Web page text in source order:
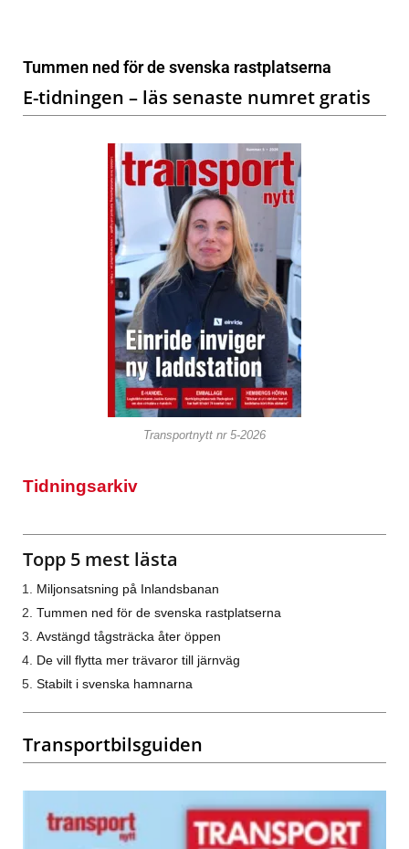
Tummen ned för de svenska rastplatserna
E-tidningen – läs senaste numret gratis
Transportnytt nr 5-2026
Tidningsarkiv
Topp 5 mest lästa
Miljonsatsning på Inlandsbanan
Tummen ned för de svenska rastplatserna
Avstängd tågsträcka åter öppen
De vill flytta mer trävaror till järnväg
Stabilt i svenska hamnarna
Transportbilsguiden